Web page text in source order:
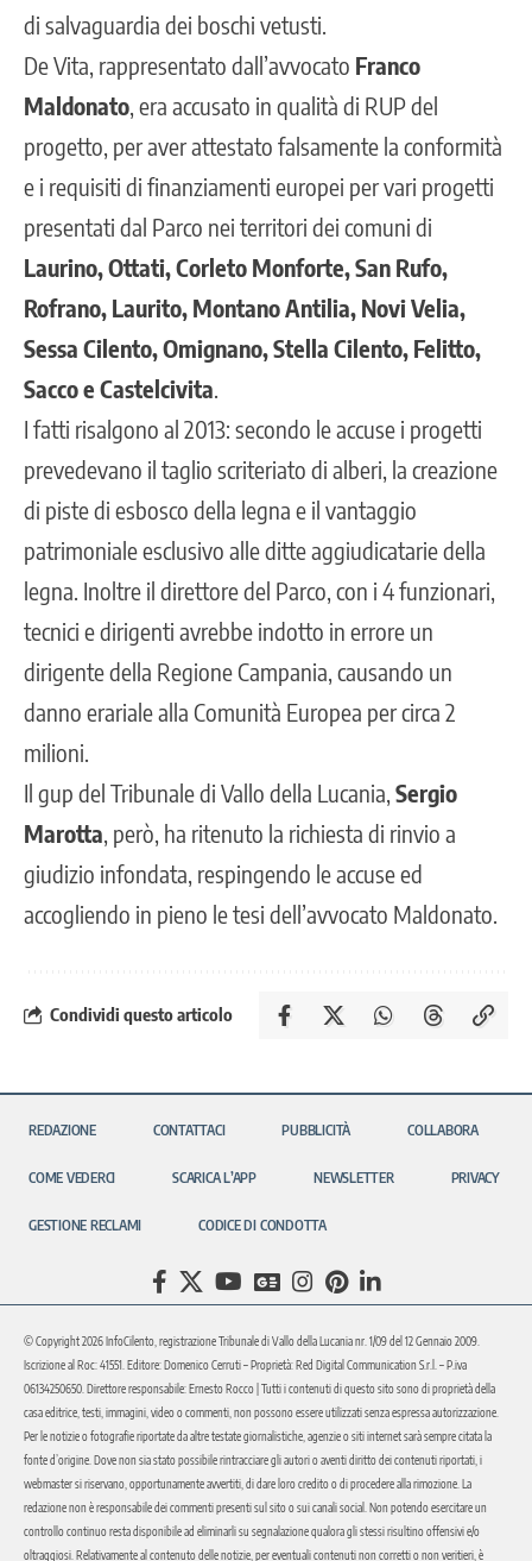
di salvaguardia dei boschi vetusti.
De Vita, rappresentato dall’avvocato Franco
Maldonato , era accusato in qualità di RUP del
progetto, per aver attestato falsamente la conformità
e i requisiti di finanziamenti europei per vari progetti
presentati dal Parco nei territori dei comuni di
Laurino, Ottati, Corleto Monforte, San Rufo,
Rofrano, Laurito, Montano Antilia, Novi Velia,
Sessa Cilento, Omignano, Stella Cilento, Felitto,
Sacco e Castelcivita
I fatti risalgono al 2013: secondo le accuse i progetti
prevedevano il taglio scriteriato di alberi, la creazione
di piste di esbosco della legna e il vantaggio
patrimoniale esclusivo alle ditte aggiudicatarie della
legna. Inoltre il direttore del Parco, con i 4 funzionari,
tecnici e dirigenti avrebbe indotto in errore un
dirigente della Regione Campania, causando un
danno erariale alla Comunità Europea per circa 2
milioni.
Il gup del Tribunale di Vallo della Lucania, Sergio
Marotta , però, ha ritenuto la richiesta di rinvio a
giudizio infondata, respingendo le accuse ed
accogliendo in pieno le tesi dell’avvocato Maldonato.
Condividi questo articolo
REDAZIONE CONTATTACI PUBBLICITÀ COLLABORA
COME VEDERCI SCARICA L’APP NEWSLETTER PRIVACY
GESTIONE RECLAMI CODICE DI CONDOTTA
© Copyright 2026 InfoCilento, registrazione Tribunale di Vallo della Lucania nr. 1/09 del 12 Gennaio 2009.
Iscrizione al Roc: 41551. Editore: Domenico Cerruti – Proprietà: Red Digital Communication S.r.l. – P.iva
06134250650. Direttore responsabile: Ernesto Rocco | Tutti i contenuti di questo sito sono di proprietà della
casa editrice, testi, immagini, video o commenti, non possono essere utilizzati senza espressa autorizzazione.
Per le notizie o fotografie riportate da altre testate giornalistiche, agenzie o siti internet sarà sempre citata la
fonte d’origine. Dove non sia stato possibile rintracciare gli autori o aventi diritto dei contenuti riportati, i
webmaster si riservano, opportunamente avvertiti, di dare loro credito o di procedere alla rimozione. La
redazione non è responsabile dei commenti presenti sul sito o sui canali social. Non potendo esercitare un
controllo continuo resta disponibile ad eliminarli su segnalazione qualora gli stessi risultino offensivi e/o
oltraggiosi. Relativamente al contenuto delle notizie, per eventuali contenuti non corretti o non veritieri, è